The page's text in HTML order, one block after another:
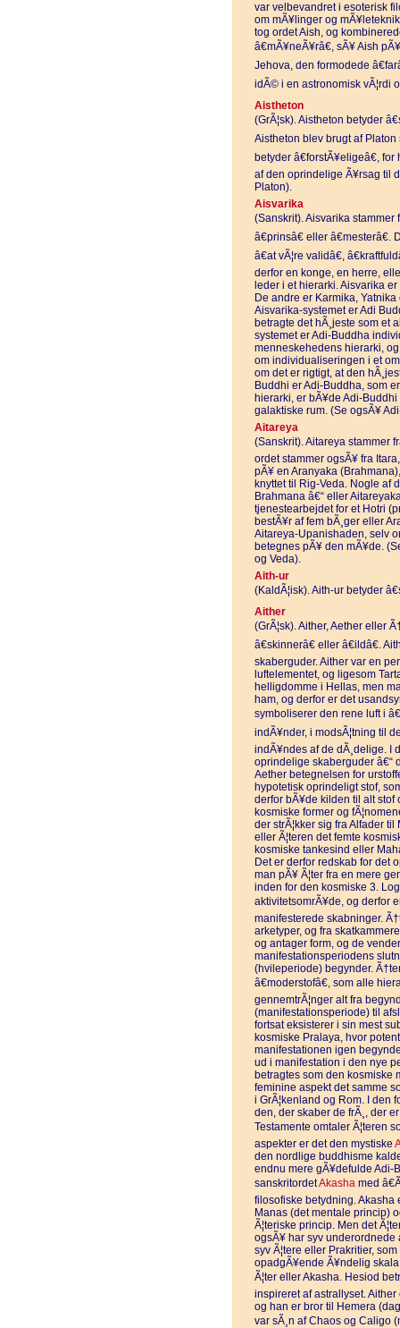
var velbevandret i esoterisk
om mÃ¥linger og
tog ordet Aish, og
â€mÃ¥neÃ¥râ€, sÃ¥ Aish
Jehova, den formodede
idÃ© i en astronomisk vÃ¦rdi
Aistheton
(GrÃ¦sk). Aistheton betyder
Aistheton blev brugt af Platon
betyder â€forstÃ¥eligeâ€,
af den oprindelige Ã¥rsag til
Platon).
Aisvarika
(Sanskrit). Aisvarika stammer
â€prinsâ€ eller
â€at vÃ¦re validâ€,
derfor en konge, en herre,
leder i et hierarki. Aisvarika
De andre er Karmika,
Aisvarika-systemet er Adi
betragte det hÃ¸jeste som et
systemet er Adi-Buddha
menneskehedens hierarki,
om individualiseringen i et
om det er rigtigt, at den
Buddhi er Adi-Buddha, som
hierarki, er bÃ¥de Adi-
galaktiske rum. (Se ogsÃ¥
Aitareya
(Sanskrit). Aitareya stammer
ordet stammer ogsÃ¥ fra
pÃ¥ en Aranyaka
knyttet til Rig-Veda. Nogle af
Brahmana â€“ eller
tjenestearbejdet for et Hotri
bestÃ¥r af fem bÃ¸ger eller
Aitareya-Upanishaden, selv
betegnes pÃ¥ den mÃ¥de.
og Veda).
Aith-ur
(KaldÃ¦isk). Aith-ur betyder
Aither
(GrÃ¦sk). Aither, Aether eller
â€skinnerâ€ eller â€ildâ€.
skaberguder. Aither var en
luftelementet, og ligesom
helligdomme i Hellas, men
ham, og derfor er det
symboliserer den rene luft i
indÃ¥nder, i modsÃ¦tning til
indÃ¥ndes af de dÃ¸delige. I
oprindelige skaberguder â€“
Aether betegnelsen for
hypotetisk oprindeligt stof,
derfor bÃ¥de kilden til alt stof
kosmiske former og
der strÃ¦kker sig fra Alfader
eller Ã¦teren det femte
kosmiske tankesind eller
Det er derfor redskab for det
man pÃ¥ Ã¦ter fra en mere
inden for den kosmiske 3.
aktivitetsomrÃ¥de, og derfor
manifesterede skabninger.
arketyper, og fra
og antager form, og de
manifestationsperiodens
(hvileperiode) begynder.
â€moderstofâ€, som alle
gennemtrÃ¦nger alt fra
(manifestationsperiode) til
fortsat eksisterer i sin mest
kosmiske Pralaya, hvor
manifestationen igen
ud i manifestation i den nye
betragtes som den kosmiske
feminine aspekt det samme
i GrÃ¦kenland og Rom. I den
den, der skaber de frÃ¸, der
Testamente omtaler Ã¦teren
aspekter er det den mystiske
den nordlige buddhisme
endnu mere gÃ¥defulde Adi-
sanskritordetAkasha med
filosofiske betydning. Akasha
Manas (det mentale princip)
Ã¦teriske princip. Men det
ogsÃ¥ har syv underordnede
syv Ã¦tere eller Prakritier,
opadgÃ¥ende Ã¥ndelig
Ã¦ter eller Akasha. Hesiod
inspireret af astrallyset. Aither
og han er bror til Hemera
var sÃ¸n af Chaos og Caligo